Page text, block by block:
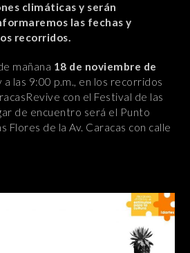
climáticas y serán
las fechas y
recorridos.
mañana 18 de noviembre de
a las 9:00 p.m., en los recorridos
con el Festival de las
de encuentro será el Punto
Flores de la Av. Caracas con calle